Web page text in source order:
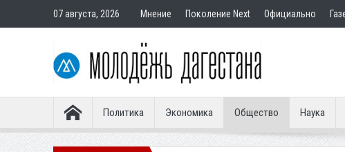
07 августа, 2026 Мнение Поколение Next Официально
Политика Экономика Общество Наука